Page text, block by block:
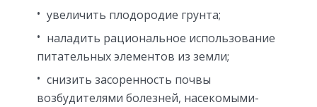
увеличить плодородие грунта;
наладить рациональное использование
питательных элементов из земли;
снизить засоренность почвы
возбудителями болезней, насекомыми-